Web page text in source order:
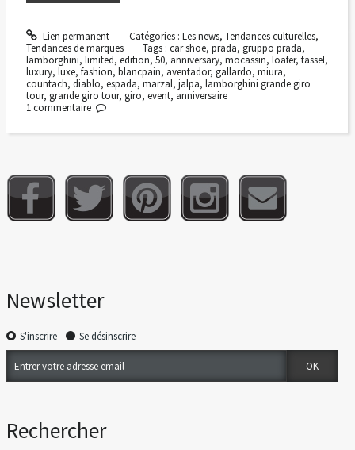
Lien permanent Catégories : Les news, Tendances culturelles,
Tendances de marques
Tags :car shoe,prada,gruppo prada,
lamborghini, limited, edition, 50, anniversary, mocassin, loafer, tassel,
luxury, luxe, fashion, blancpain, aventador, gallardo, miura,
countach, diablo, espada, marzal, jalpa, lamborghini grande giro
tour, grande giro tour, giro, event, anniversaire
1 commentaire
Newsletter
S'inscrire Se désinscrire
Rechercher